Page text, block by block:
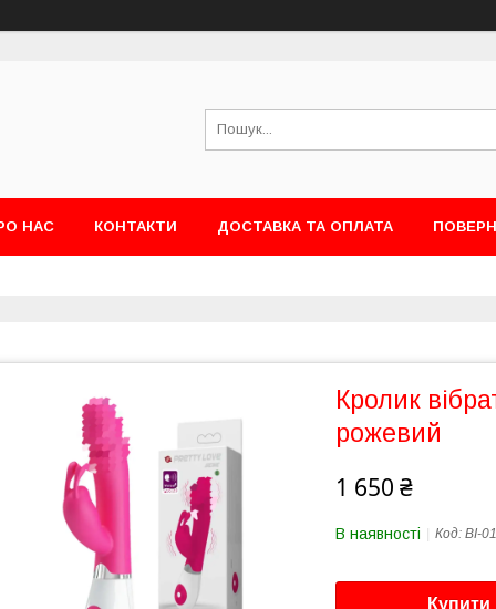
НАС КОНТАКТИ ДОСТАВКА ТА ОПЛАТА
Кролик
рожевий
1 650 ₴
В наявності Код: BI-
Купити